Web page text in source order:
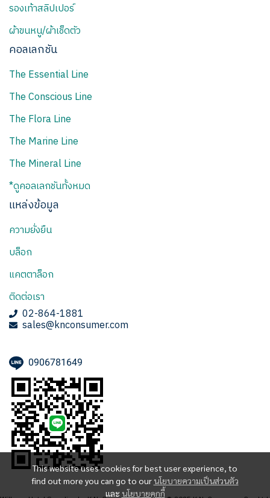
This website uses cookies for best user experience, to
find out more you can go to our นโยบายความเป็นส่วนตัว
และ นโยบายคุกกี้
รองเท้าสลิปเปอร์
ผ้าขนหนู/ผ้าเช็ดตัว
คอลเลกชัน
The Essential Line
The Conscious Line
The Flora Line
The Marine Line
The Mineral Line
*ดูคอลเลกชันทั้งหมด
แหล่งข้อมูล
ความยั่งยืน
บล็อก
แคตตาล็อก
ติดต่อเรา
02-864-1881
sales@knconsumer.com
0906781649